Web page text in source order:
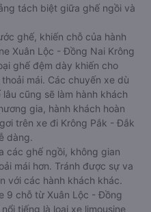
tách biệt giữa ghế ngồi và
ghế, khiến chỗ của hành
Xuân Lộc - Đồng Nai Krông
ghế đệm dày khiến cho
mái. Các chuyến xe dù
cũng sẽ làm hành khách
gia, hành khách hoàn
trên xe đi Krông Pắk - Đắk
dàng.
các ghế ngồi, không gian
mái hơn. Tránh được sự va
với các hành khách khác.
9 chỗ từ Xuân Lộc - Đồng
tiếng là loại xe limousine